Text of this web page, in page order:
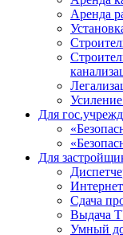
Аренда
Для
Для
Интернет
Сдача
Выдача
Умный